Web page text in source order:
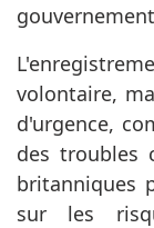
volontaire,
d'urgence,
des troubles
britanniques
sur les